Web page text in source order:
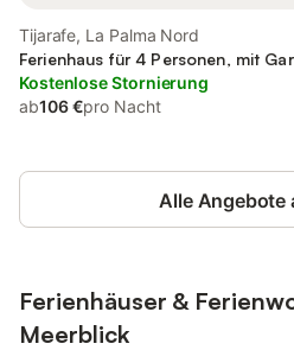
Tijarafe, La Palma Nord
Ferienhaus für 4 Personen, mit
Kostenlose Stornierung
ab106 €pro Nacht
Alle Angebote
Ferienhäuser &
Meerblick